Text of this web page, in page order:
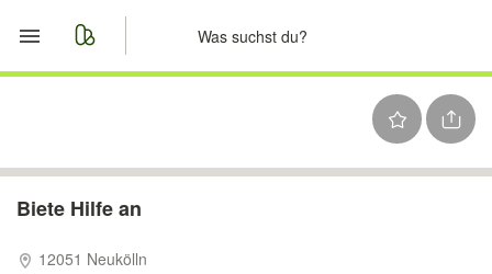
Nachrichten
Anzeige aufgeben
Biete Hilfe an
12051 Neukölln